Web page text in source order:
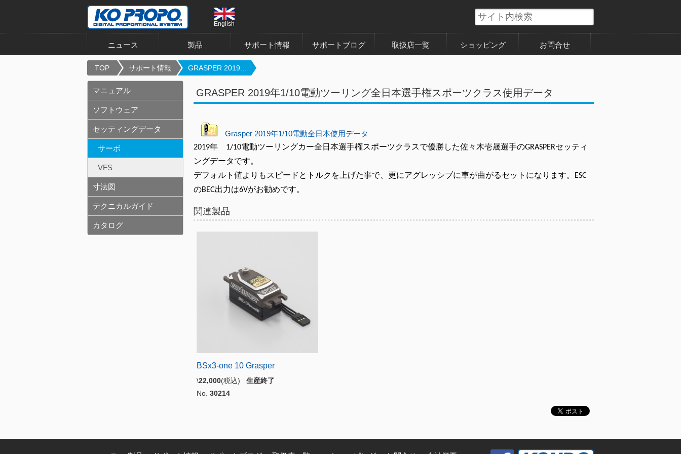
English
ニュース 製品 サポート情報 サポートブログ 取扱店一覧 ショッピング お問合せ
TOP サポート情報 GRASPER 2019...
GRASPER 2019年1/10電動ツーリング全日本選手権スポーツクラス使用データ
Grasper 2019年1/10電動全日本使用データ
2019年 1/10電動ツーリングカー全日本選手権スポーツクラスで優勝した佐々木壱晟選手のGRASPERセッティ
ングデータです。
デフォルト値よりもスピードとトルクを上げた事で、
更にアグレッシブに車が曲がるセットになります。
ESC
のBEC出力は6Vがお勧めです。
関連製品
BSx3-one 10 Grasper
\22,000(税込) 生産終了
No. 30214
マニュアル
ソフトウェア
セッティングデータ
サーボ
VFS
寸法図
テクニカルガイド
カタログ